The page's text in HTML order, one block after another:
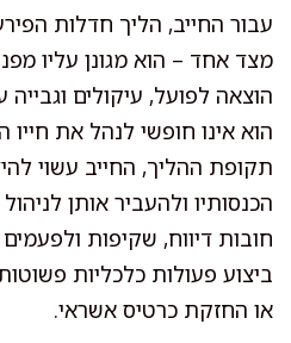
עבור החייב, הליך חדלות
מצד אחד – הוא מגונן עליו
הוצאה לפועל, עיקולים
הוא אינו חופשי לנהל את
תקופת ההליך, החייב עשוי
הכנסותיו ולהעביר אותן
חובות דיווח, שקיפות
ביצוע פעולות כלכליות
או החזקת כרטיס אשראי.